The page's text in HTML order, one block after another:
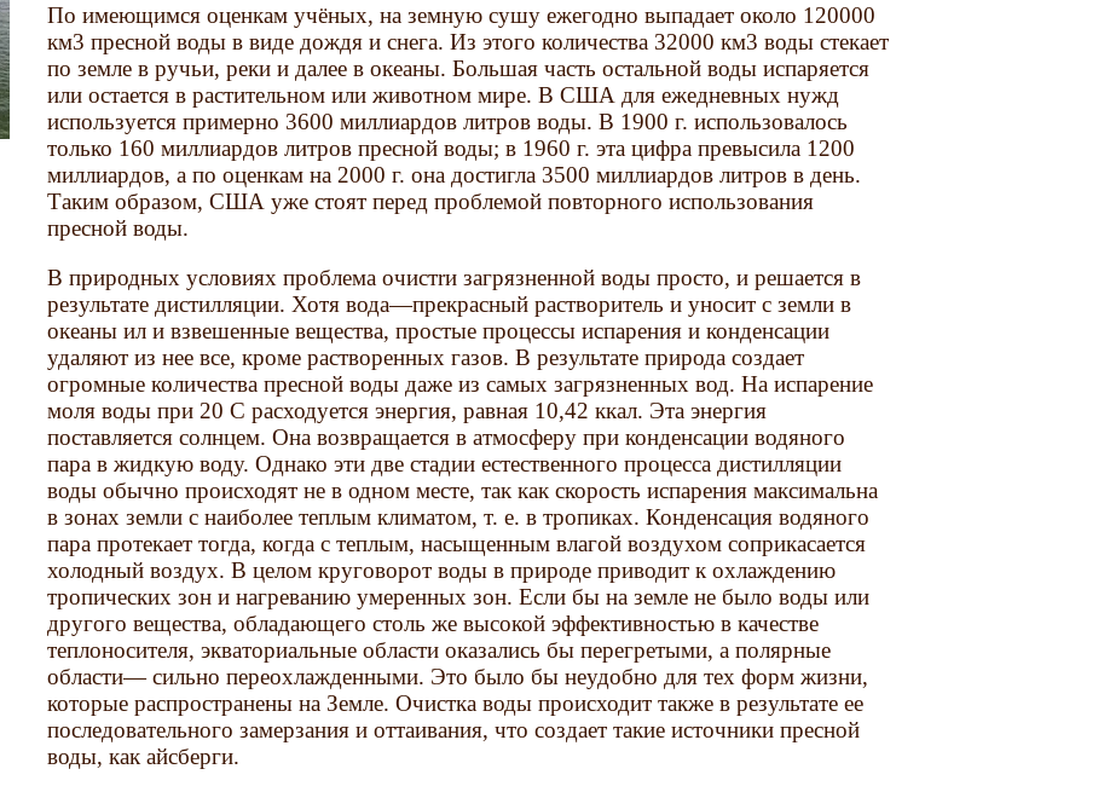
По имеющимся оценкам учёных, на земную сушу ежегодно выпадает около 120000
км3 пресной воды в виде дождя и снега. Из этого количества 32000 км3 воды стекает
по земле в ручьи, реки и далее в океаны. Большая часть остальной воды испаряется
или остается в растительном или жи­вотном мире. В США для ежедневных нужд
используется примерно 3600 миллиардов литров воды. В 1900 г. использовалось
только 160 миллиардов литров пресной воды; в 1960 г. эта цифра превысила 1200
миллиардов, а по оценкам на 2000 г. она достигла 3500 миллиардов литров в день.
Таким образом, США уже стоят перед проблемой повторного использования
пресной воды.
В природных условиях проблема очистrи загрязненной воды просто, и решает­ся в
результате дистилляции. Хотя вода—прекрасный растворитель и уносит с земли в
океаны ил и взвешенные вещества, простые процессы испарения и конденсации
удаляют из нее все, кроме растворенных газов. В результате природа со­здает
огромные количества пресной воды даже из самых загрязненных вод. На испарение
моля во­ды при 20 С расходуется энергия, равная 10,42 ккал. Эта энергия
поставляется солнцем. Она воз­вращается в атмосферу при конденсации водяного
пара в жидкую воду. Однако эти две стадии естественного процесса дистилляции
воды обычно происходят не в одном месте, так как скорость испарения максимальна
в зонах земли с наиболее теплым климатом, т. е. в тропиках. Конденсация водяного
пара протекает тогда, когда с теплым, насыщенным влагой воздухом соприкасается
хо­лодный воздух. В целом круговорот воды в при­роде приводит к охлаждению
тропических зон и нагреванию умеренных зон. Если бы на земле не было воды или
другого вещества, обладающе­го столь же высокой эффективностью в качестве
теплоносителя, экваториальные области оказались бы перегретыми, а полярные
области— сильно переохлажденными. Это было бы неудобно для тех форм жизни,
которые распространены на Земле. Очистка воды происходит также в результате ее
последовательного замерзания и оттаивания, что создает такие источники пресной
воды, как айсберги.